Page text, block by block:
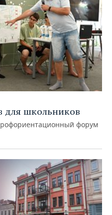
для школьников
форум